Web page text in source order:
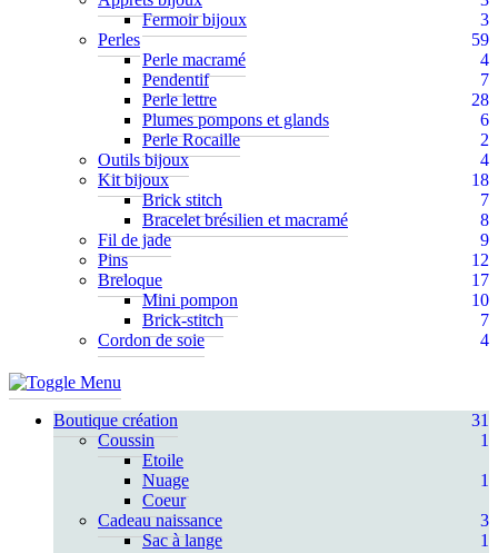
Fermoir bijoux
3
Perles
59
Perle macramé
4
Pendentif
7
Perle lettre
28
Plumes pompons et glands
6
Perle Rocaille
2
Outils bijoux
4
Kit bijoux
18
Brick stitch
7
Bracelet brésilien et macramé
8
Fil de jade
9
Pins
12
Breloque
17
Mini pompon
10
Brick-stitch
7
Cordon de soie
4
Boutique création
31
Coussin
1
Etoile
Nuage
1
Coeur
Cadeau naissance
3
Sac à lange
1